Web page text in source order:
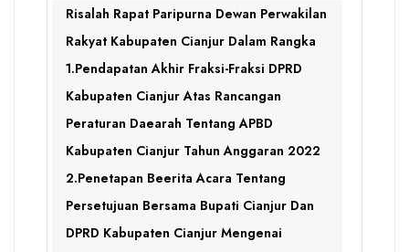
Risalah Rapat Paripurna Dewan Perwakilan
Rakyat Kabupaten Cianjur Dalam Rangka
1.Pendapatan Akhir Fraksi-Fraksi DPRD
Kabupaten Cianjur Atas Rancangan
Peraturan Daearah Tentang APBD
Kabupaten Cianjur Tahun Anggaran 2022
2.Penetapan Beerita Acara Tentang
Persetujuan Bersama Bupati Cianjur Dan
DPRD Kabupaten Cianjur Mengenai